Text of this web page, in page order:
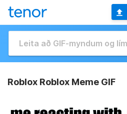
Roblox Roblox Meme GIF